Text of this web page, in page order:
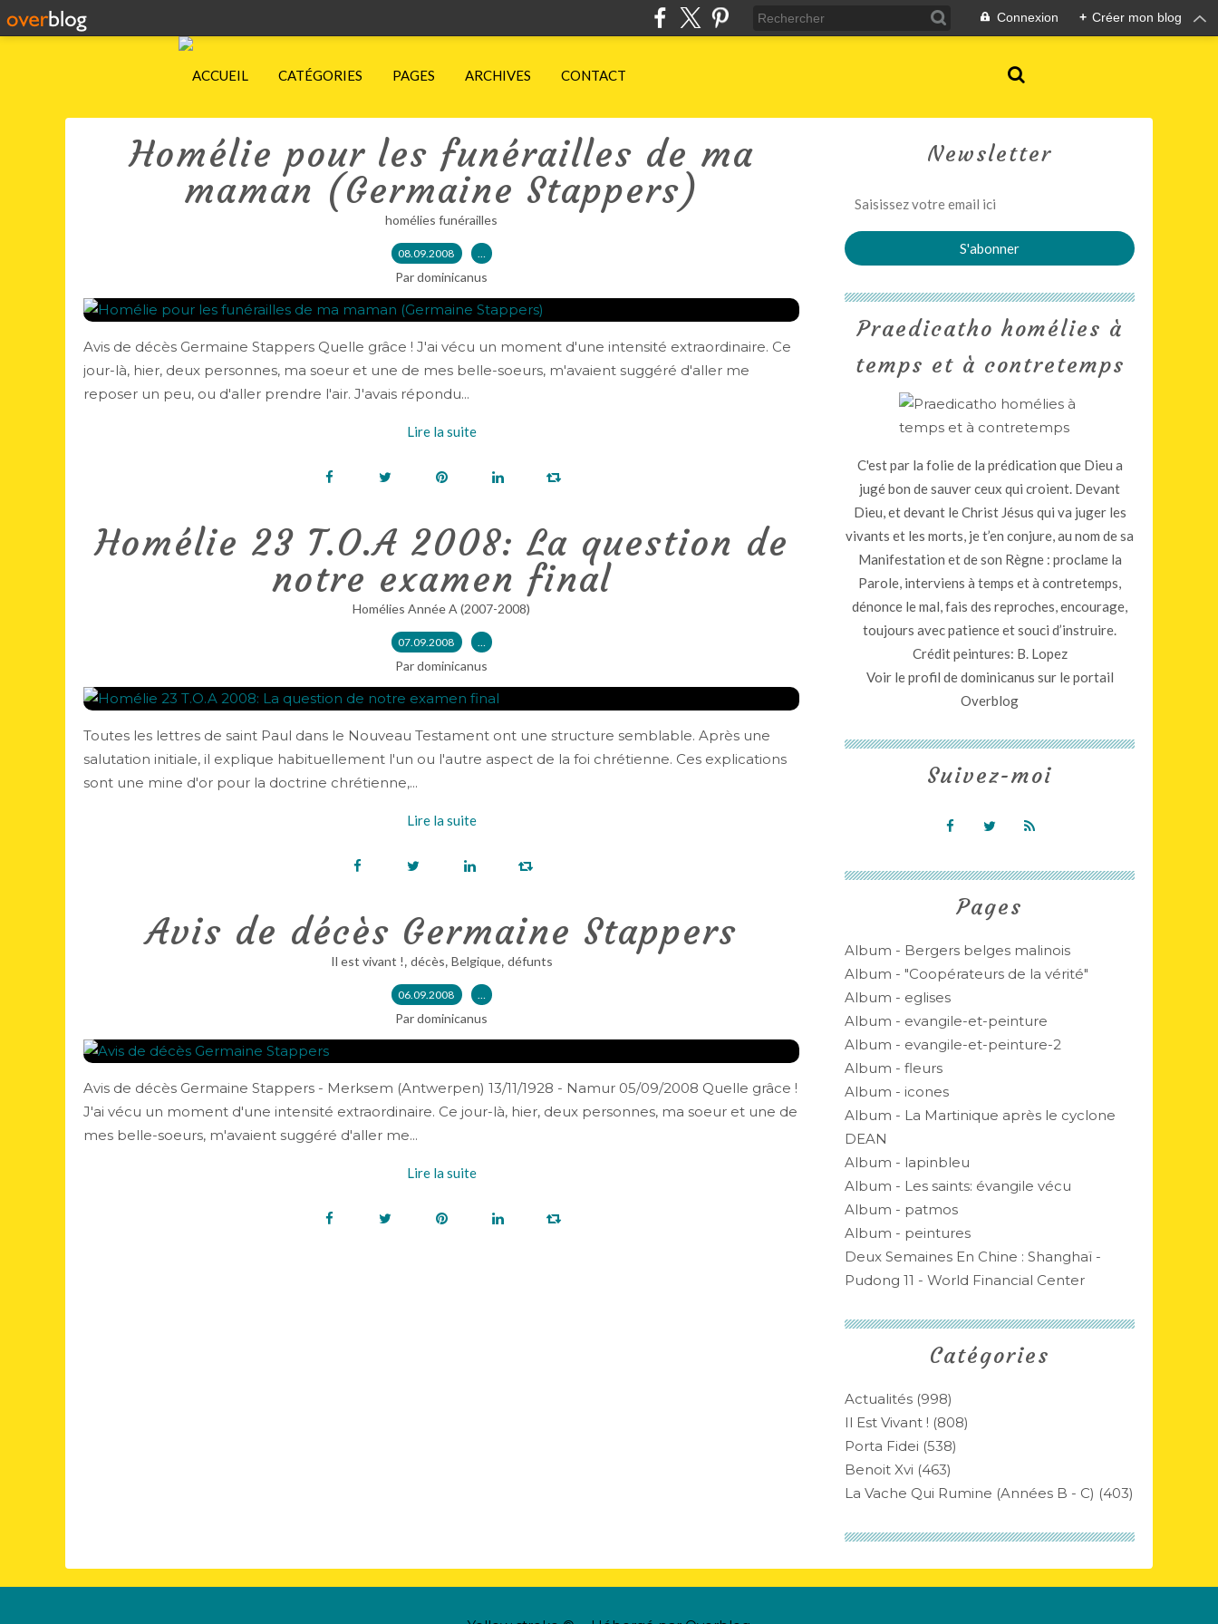
Connexion + Créer mon blog
ACCUEIL CATÉGORIES PAGES ARCHIVES CONTACT
Homélie pour les funérailles de ma
maman (Germaine Stappers)
homélies funérailles
08.09.2008 …
Par dominicanus
Avis de décès Germaine Stappers Quelle grâce ! J'ai vécu un moment d'une intensité extraordinaire. Ce
jour-là, hier, deux personnes, ma soeur et une de mes belle-soeurs, m'avaient suggéré d'aller me
reposer un peu, ou d'aller prendre l'air. J'avais répondu...
Lire la suite
Homélie 23 T.O.A 2008: La question de
notre examen final
Homélies Année A (2007-2008)
07.09.2008 …
Par dominicanus
Toutes les lettres de saint Paul dans le Nouveau Testament ont une structure semblable. Après une
salutation initiale, il explique habituellement l'un ou l'autre aspect de la foi chrétienne. Ces explications
sont une mine d'or pour la doctrine chrétienne,...
Lire la suite
Avis de décès Germaine Stappers
Il est vivant !, décès, Belgique, défunts
06.09.2008 …
Par dominicanus
Avis de décès Germaine Stappers - Merksem (Antwerpen) 13/11/1928 - Namur 05/09/2008 Quelle grâce !
J'ai vécu un moment d'une intensité extraordinaire. Ce jour-là, hier, deux personnes, ma soeur et une de
mes belle-soeurs, m'avaient suggéré d'aller me...
Lire la suite
Newsletter
Catégories
Actualités (998)
Il Est Vivant ! (808)
Porta Fidei (538)
Benoit Xvi (463)
La Vache Qui Rumine (années B - C) (403)
Pages
Album - Bergers belges malinois
Album - "Coopérateurs de la vérité"
Album - eglises
Album - evangile-et-peinture
Album - evangile-et-peinture-2
Album - fleurs
Album - icones
Album - La Martinique après le cyclone
DEAN
Album - lapinbleu
Album - Les saints: évangile vécu
Album - patmos
Album - peintures
Deux Semaines En Chine : Shanghaï -
Pudong 11 - World Financial Center
Praedicatho homélies à
temps et à contretemps
C'est par la folie de la prédication que Dieu a
jugé bon de sauver ceux qui croient. Devant
Dieu, et devant le Christ Jésus qui va juger les
vivants et les morts, je t’en conjure, au nom de sa
Manifestation et de son Règne : proclame la
Parole, interviens à temps et à contretemps,
dénonce le mal, fais des reproches, encourage,
toujours avec patience et souci d’instruire.
Crédit peintures: B. Lopez
Voir le profil dedominicanus sur le portail
Overblog
Suivez-moi